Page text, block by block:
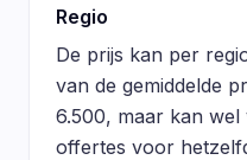
Regio
De prijs kan per
van de gemiddelde
6.500, maar kan
offertes voor